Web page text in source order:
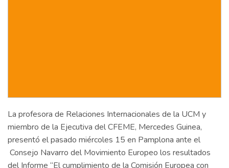
La profesora de Relaciones Internacionales de la UCM y
miembro de la Ejecutiva del CFEME, Mercedes Guinea,
presentó el pasado miércoles 15 en Pamplona ante el
Consejo Navarro del Movimiento Europeo los resultados
del Informe “El cumplimiento de la Comisión Europea con